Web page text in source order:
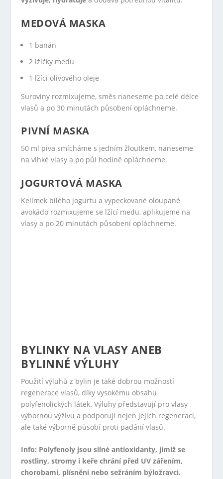
MEDOVÁ MASKA
1 banán
2 lžičky medu
1 lžíci olivového oleje
Suroviny rozmixujeme, směs naneseme po celé délce
vlasů a po 30 minutách působení opláchneme.
PIVNÍ MASKA
50 ml piva smícháme s jedním žloutkem, naneseme
na vlhké vlasy a po půl hodině opláchneme.
JOGURTOVÁ MASKA
Kelímek bílého jogurtu a vypeckované oloupané
avokádo rozmixujeme se lžící medu, aplikujeme na
vlasy a po 20 minutách působení opláchneme.
BYLINKY NA VLASY ANEB
BYLINNÉ VÝLUHY
Použití výluhů z bylin je také dobrou možností
regenerace vlasů, díky vysokému obsahu
polyfenolických látek. Výluhy představují pro vlasy
výbornou výživu a podporují nejen jejich regeneraci,
ale také výborně působí proti padání vlasů.
Info: Polyfenoly jsou silné antioxidanty, jimiž se
rostliny, stromy i keře chrání před UV zářením,
chorobami, plísněni nebo sežráním býložravci.